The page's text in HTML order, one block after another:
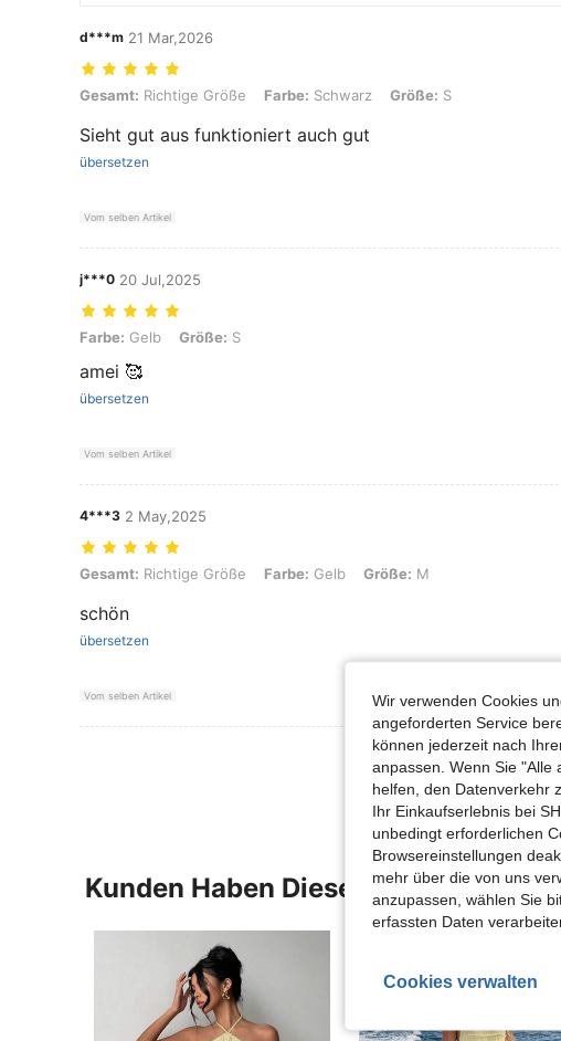
d***m 21 Mar,2026
Gesamt: Richtige Größe, Farbe: Schwarz, Größe: S
Gesamt: Richtige Größe Farbe: Schwarz Größe: S
Sieht gut aus funktioniert auch gut
übersetzen
Vom selben Artikel
j***0 20 Jul,2025
Farbe: Gelb, Größe: S
Farbe: Gelb Größe: S
amei 🥰
übersetzen
Vom selben Artikel
4***3 2 May,2025
Gesamt: Richtige Größe, Farbe: Gelb, Größe: M
Gesamt: Richtige Größe Farbe: Gelb Größe: M
schön
übersetzen
Vom selben Artikel
Mehr Bewertungen
Kunden Haben Diese Artikel Auch
Wir verwenden Cookies
angeforderten Service
können jederzeit nach
anpassen. Wenn Sie "Alle
helfen, den Datenverkehr
Ihr Einkaufserlebnis bei
unbedingt erforderlichen
Browsereinstellungen
mehr über die von uns
anzupassen, wählen Sie
erfassten Daten
Cookies verwalten